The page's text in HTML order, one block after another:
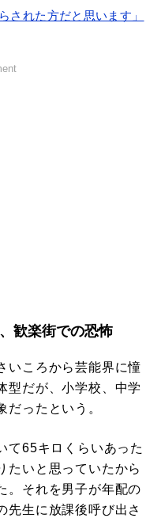
された方だと思います」
歓楽街での恐怖
いころから芸能界に憧
型だが、小学校、中学
だったという。
て65キロくらいあった
たいと思っていたから
。それを男子が年配の
先生に放課後呼び出さ